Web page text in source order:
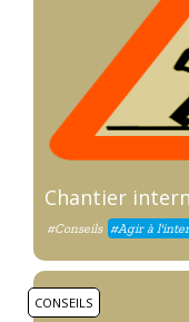
Chantier
#Conseils #Agir à
CONSEILS